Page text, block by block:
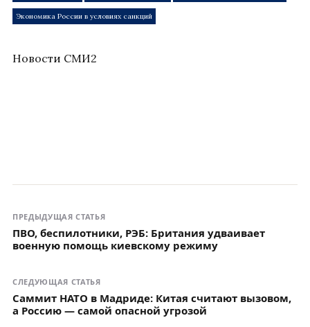
Экономика России в условиях санкций
Новости СМИ2
ПРЕДЫДУЩАЯ СТАТЬЯ
ПВО, беспилотники, РЭБ: Британия удваивает
военную помощь киевскому режиму
СЛЕДУЮЩАЯ СТАТЬЯ
Саммит НАТО в Мадриде: Китая считают вызовом,
а Россию — самой опасной угрозой